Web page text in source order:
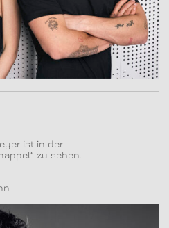
ist in der
zu sehen.